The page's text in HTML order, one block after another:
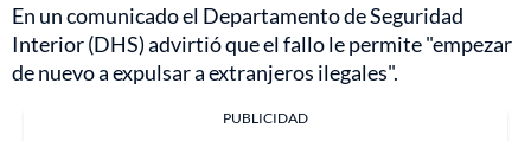
En un comunicado el Departamento de Seguridad
Interior (DHS) advirtió que el fallo le permite "empezar
de nuevo a expulsar a extranjeros ilegales".
PUBLICIDAD